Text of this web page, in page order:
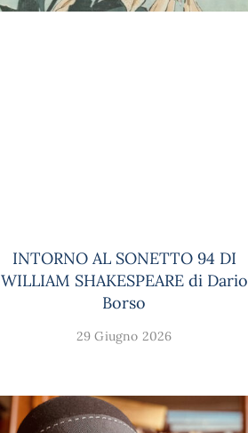
INTORNO AL SONETTO 94 DI
WILLIAM SHAKESPEARE di Dario
Borso
29 Giugno 2026